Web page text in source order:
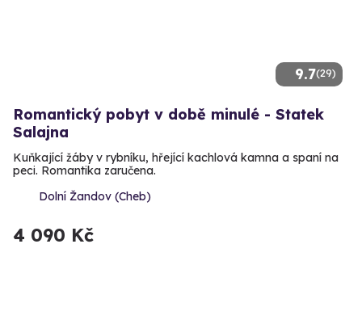
9.7(29)
Romantický pobyt v době minulé - Statek
Salajna
Kuňkající žáby v rybníku, hřející kachlová kamna a spaní na
peci. Romantika zaručena.
Dolní Žandov (Cheb)
4 090 Kč